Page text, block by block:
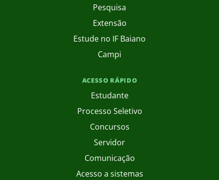
Pesquisa
Extensão
Estude no IF Baiano
Campi
ACESSO RÁPIDO
Estudante
Processo Seletivo
Concursos
Servidor
Comunicação
Acesso a sistemas